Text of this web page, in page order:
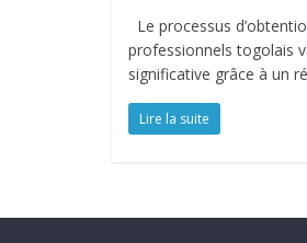
Le processus
professionnels togolais
significative grâce à un
Lire la suite